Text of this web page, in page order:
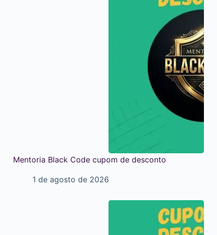
Mentoria Black Code cupom de desconto
1 de agosto de 2026